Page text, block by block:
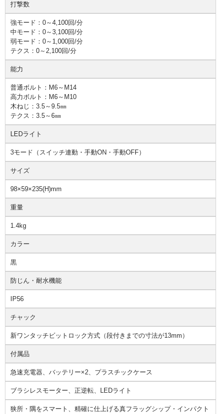
打撃数
強モード：0～4,100回/分
中モード：0～3,100回/分
弱モード：0～1,000回/分
テクス：0～2,100回/分
能力
普通ボルト：M6～M14
高力ボルト：M6～M10
木ねじ：3.5～9.5㎜
テクス：3.5～6㎜
LEDライト
3モード（スイッチ連動・手動ON・手動OFF）
サイズ
98×59×235(H)mm
重量
1.4kg
カラー
黒
防じん・耐水機能
IP56
チャック
新ワンタッチビットロック方式（段付きまでの寸法が13mm）
付属品
急速充電器、バッテリー×2、プラスチックケース
ブラシレスモーター、正逆転、LEDライト
狭所・隅をスマート、精確に仕上げる真フラッグシップ・インパクト